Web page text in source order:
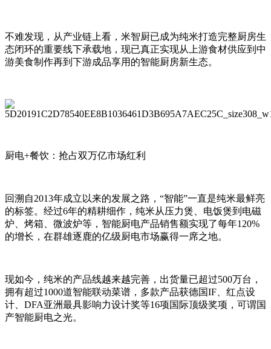
不难发现，从产业链上看，米智厨已成为纯米打造完整厨房生
态闭环的重要线下承载地，现已真正实现从上游食材供应到中
游美食制作再到下游成品享用的智能厨房新生态。
厨电+餐饮：抢占双万亿市场红利
回溯自2013年成立以来的发展之路，“智能”一直是纯米最鲜亮
的标签。经过6年的精耕细作，纯米从压力煲、电饭煲到电磁
炉、烤箱、微波炉等，智能厨电产品销售额实现了每年120%
的增长，在群雄逐鹿的亿级厨电市场赢得一席之地。
现如今，纯米的产品线越来越完善，出货量已超过500万台，
拥有超过1000道智能联动菜谱，多款产品获德国IF、红点设
计、DFA亚洲最具影响力设计奖等16项国际顶级奖项，可谓国
产智能厨电之光。